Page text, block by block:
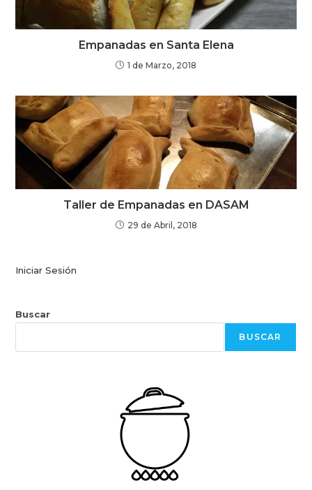
Empanadas en Santa Elena
1 de Marzo, 2018
Taller de Empanadas en DASAM
29 de Abril, 2018
Iniciar Sesión
Buscar
BUSCAR